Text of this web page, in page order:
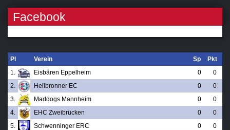
Facebook
Pl Verein Sp
Pkt
1.
Eisbären Eppelheim 0
0
2.
Heilbronner EC 0
0
3.
Maddogs Mannheim 0
0
4.
EHC Zweibrücken 0
0
5.
Schwenninger ERC 0
0